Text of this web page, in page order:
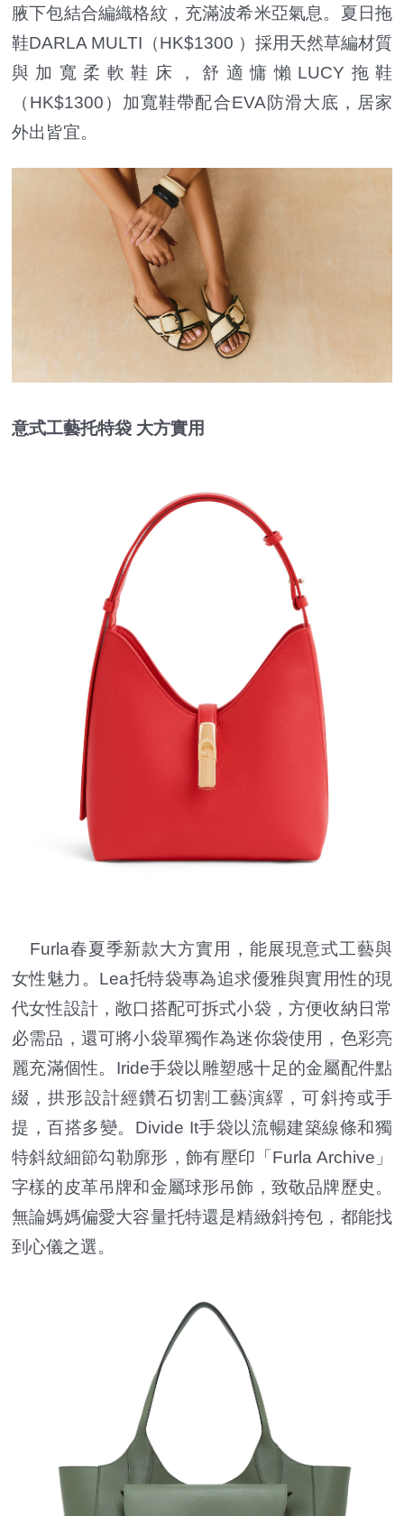
腋下包結合編織格紋，充滿波希米亞氣息。夏日拖
鞋DARLA MULTI（HK$1300 ）採用天然草編材質
與加寬柔軟鞋床，舒適慵懶LUCY拖鞋
（HK$1300）加寬鞋帶配合EVA防滑大底，居家
外出皆宜。
意式工藝托特袋 大方實用
Furla春夏季新款大方實用，能展現意式工藝與
女性魅力。Lea托特袋專為追求優雅與實用性的現
代女性設計，敞口搭配可拆式小袋，方便收納日常
必需品，還可將小袋單獨作為迷你袋使用，色彩亮
麗充滿個性。Iride手袋以雕塑感十足的金屬配件點
綴，拱形設計經鑽石切割工藝演繹，可斜挎或手
提，百搭多變。Divide It手袋以流暢建築線條和獨
特斜紋細節勾勒廓形，飾有壓印「Furla Archive」
字樣的皮革吊牌和金屬球形吊飾，致敬品牌歷史。
無論媽媽偏愛大容量托特還是精緻斜挎包，都能找
到心儀之選。